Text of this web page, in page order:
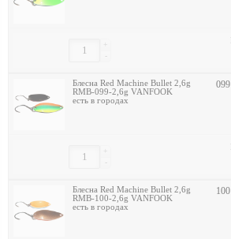
-
+
Блесна Red Machine Bullet 2,6g
RMB-099-2,6g VANFOOK
есть в городах
099
-
+
Блесна Red Machine Bullet 2,6g
RMB-100-2,6g VANFOOK
есть в городах
100